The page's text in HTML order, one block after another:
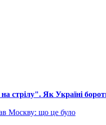
стрілу". Як Україні
Москву: що це було